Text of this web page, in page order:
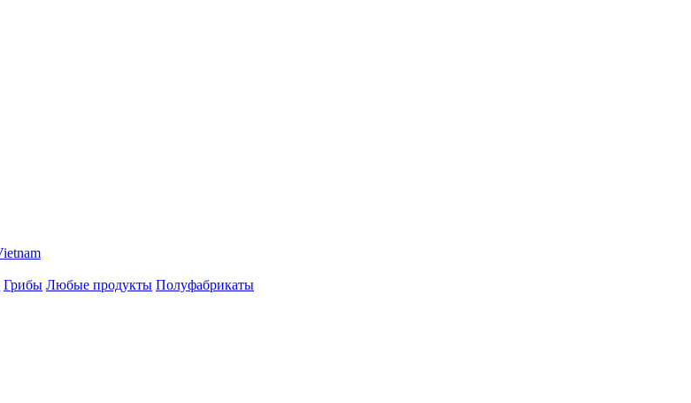
Грибы Любые продукты Полуфабрикаты